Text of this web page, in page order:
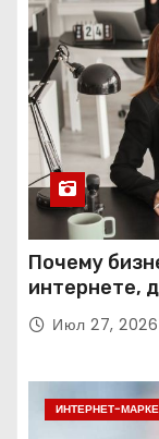
Почему
интернете,
Июл 27, 2026
ИНТЕРНЕТ-